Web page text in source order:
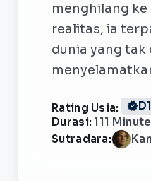
menghilang
realitas, ia
dunia yang tak
Rating Usia: verified
Durasi: 111
Sutradara: